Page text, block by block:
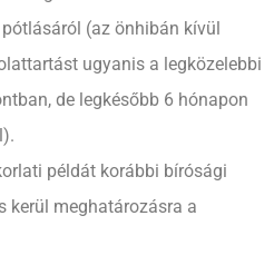
(az önhibán kívül
ugyanis a legközelebbi
de legkésőbb 6 hónapon
példát korábbi bírósági
kerül meghatározásra a